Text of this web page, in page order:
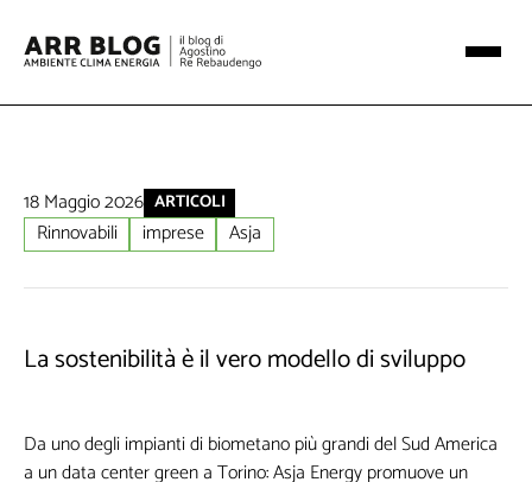
18 Maggio 2026 ARTICOLI
Rinnovabili imprese Asja
La sostenibilità è il vero modello di sviluppo
Da uno degli impianti di biometano più grandi del Sud America
a un data center green a Torino: Asja Energy promuove un